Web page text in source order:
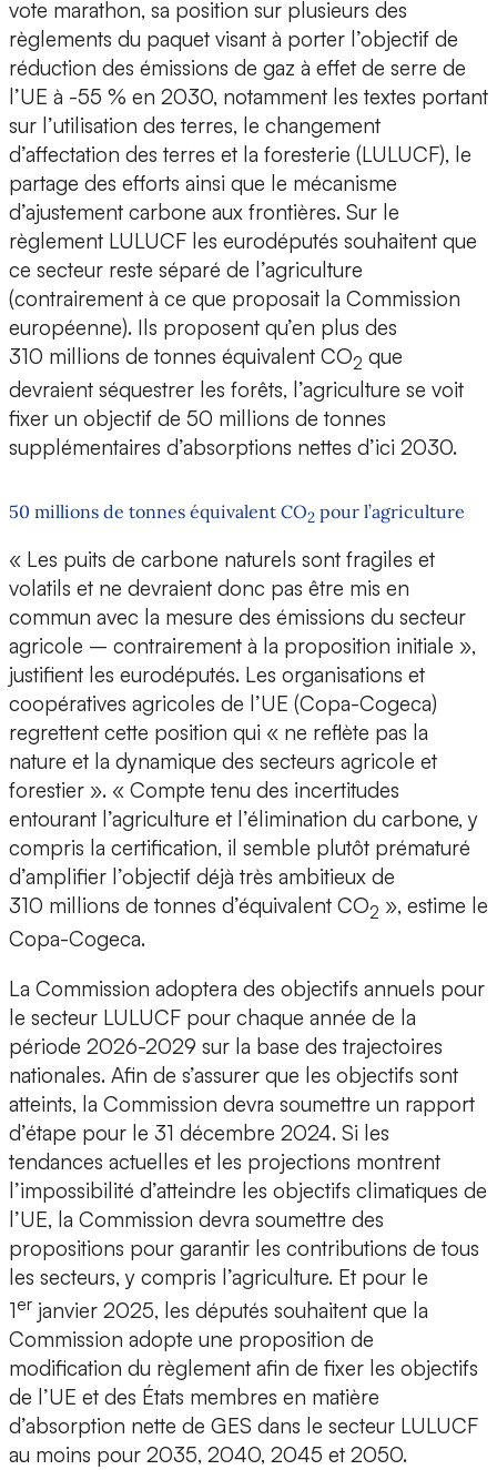
vote marathon, sa position sur plusieurs des
règlements du paquet visant à porter l’objectif de
réduction des émissions de gaz à effet de serre de
l’UE à -55 % en 2030, notamment les textes portant
sur l’utilisation des terres, le changement
d’affectation des terres et la foresterie (LULUCF), le
partage des efforts ainsi que le mécanisme
d’ajustement carbone aux frontières. Sur le
règlement LULUCF les eurodéputés souhaitent que
ce secteur reste séparé de l’agriculture
(contrairement à ce que proposait la Commission
européenne). Ils proposent qu’en plus des
310 millions de tonnes équivalent CO2 que
devraient séquestrer les forêts, l’agriculture se voit
fixer un objectif de 50 millions de tonnes
supplémentaires d’absorptions nettes d’ici 2030.
50 millions de tonnes équivalent CO2 pour l’agriculture
« Les puits de carbone naturels sont fragiles et
volatils et ne devraient donc pas être mis en
commun avec la mesure des émissions du secteur
agricole – contrairement à la proposition initiale »,
justifient les eurodéputés. Les organisations et
coopératives agricoles de l’UE (Copa-Cogeca)
regrettent cette position qui « ne reflète pas la
nature et la dynamique des secteurs agricole et
forestier ». « Compte tenu des incertitudes
entourant l’agriculture et l’élimination du carbone, y
compris la certification, il semble plutôt prématuré
d’amplifier l’objectif déjà très ambitieux de
310 millions de tonnes d’équivalent CO2 », estime le
Copa-Cogeca.
La Commission adoptera des objectifs annuels pour
le secteur LULUCF pour chaque année de la
période 2026-2029 sur la base des trajectoires
nationales. Afin de s’assurer que les objectifs sont
atteints, la Commission devra soumettre un rapport
d’étape pour le 31 décembre 2024. Si les
tendances actuelles et les projections montrent
l’impossibilité d’atteindre les objectifs climatiques de
l’UE, la Commission devra soumettre des
propositions pour garantir les contributions de tous
les secteurs, y compris l’agriculture. Et pour le
1er janvier 2025, les députés souhaitent que la
Commission adopte une proposition de
modification du règlement afin de fixer les objectifs
de l’UE et des États membres en matière
d’absorption nette de GES dans le secteur LULUCF
au moins pour 2035, 2040, 2045 et 2050.